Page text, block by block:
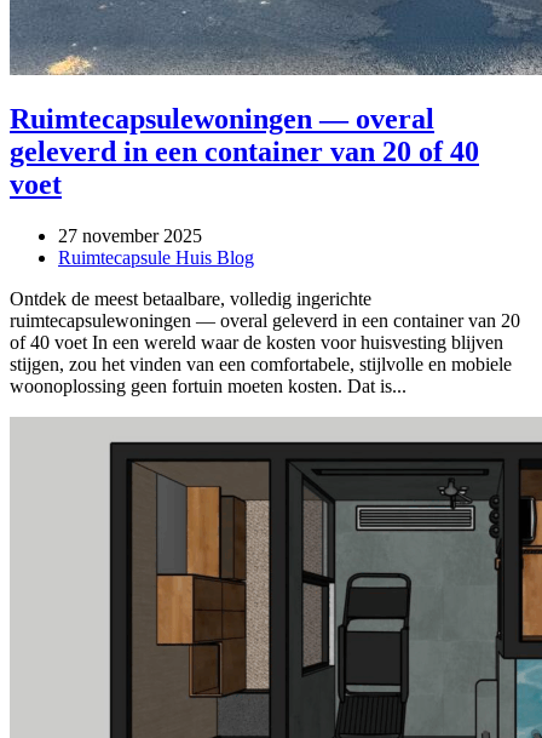
Ruimtecapsulewoningen — overal
geleverd in een container van 20 of 40
voet
27 november 2025
Ruimtecapsule Huis Blog
Ontdek de meest betaalbare, volledig ingerichte
ruimtecapsulewoningen — overal geleverd in een container van 20
of 40 voet In een wereld waar de kosten voor huisvesting blijven
stijgen, zou het vinden van een comfortabele, stijlvolle en mobiele
woonoplossing geen fortuin moeten kosten. Dat is...